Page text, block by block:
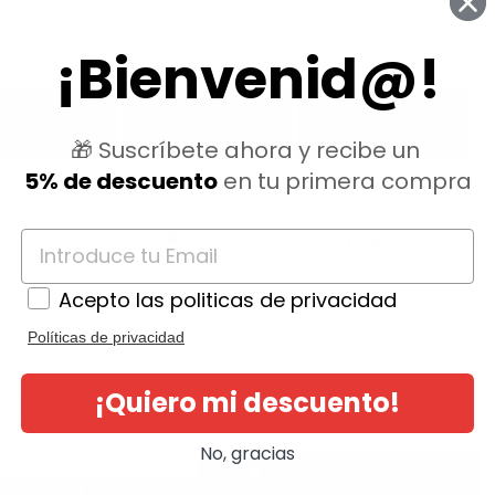
Fuerte Moroccanoil® a una distancia de 10 pulgadas (25 cms
¡Bienvenid@!
🎁 Suscríbete ahora y recibe un
5% de descuentoen tu primera compra
Acepto las politicas de privacidad
Políticas de privacidad
¡Quiero mi descuento!
No, gracias